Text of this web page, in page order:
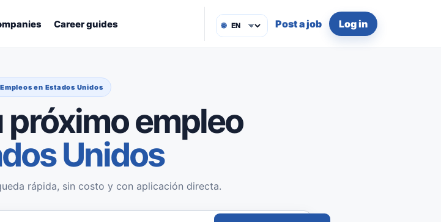
Career guides 🌐 Post a job Log in
en Estados Unidos
empleo
Unidos
rápida, sin costo y con aplicación directa.